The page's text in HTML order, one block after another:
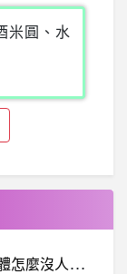
米圓、水
行
動通訊- 華為手機內建廣告和流氓軟體怎麼沒人提 華為手機內建廣告和流氓軟體怎麼沒人提